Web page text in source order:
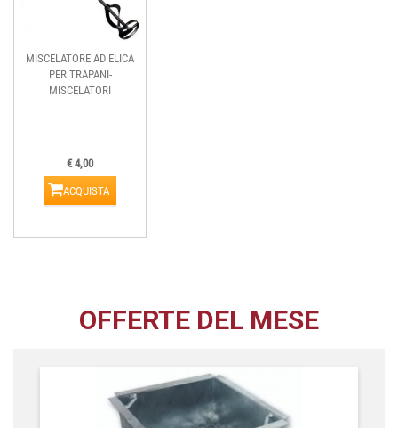
MISCELATORE AD ELICA
PER TRAPANI-
MISCELATORI
€ 4,00
ACQUISTA
OFFERTE DEL MESE